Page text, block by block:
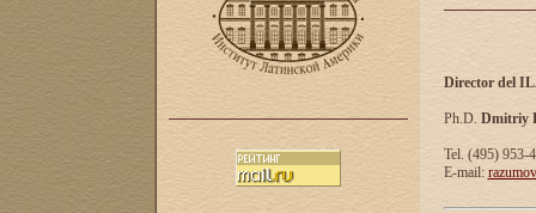
Director del
Ph.D. Dmitriy
Tel. (495) 953-
E-mail: